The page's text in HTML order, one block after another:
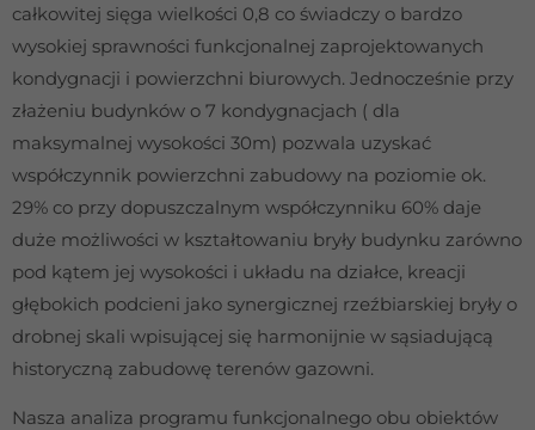
całkowitej sięga wielkości 0,8 co świadczy o bardzo
wysokiej sprawności funkcjonalnej zaprojektowanych
kondygnacji i powierzchni biurowych. Jednocześnie przy
złażeniu budynków o 7 kondygnacjach ( dla
maksymalnej wysokości 30m) pozwala uzyskać
współczynnik powierzchni zabudowy na poziomie ok.
29% co przy dopuszczalnym współczynniku 60% daje
duże możliwości w kształtowaniu bryły budynku zarówno
pod kątem jej wysokości i układu na działce, kreacji
głębokich podcieni jako synergicznej rzeźbiarskiej bryły o
drobnej skali wpisującej się harmonijnie w sąsiadującą
historyczną zabudowę terenów gazowni.
Nasza analiza programu funkcjonalnego obu obiektów